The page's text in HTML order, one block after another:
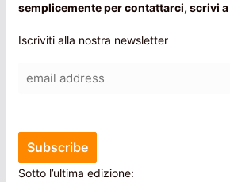
semplicemente per contattarci, scrivi a
Iscriviti alla nostra newsletter
Sotto l’ultima edizione: